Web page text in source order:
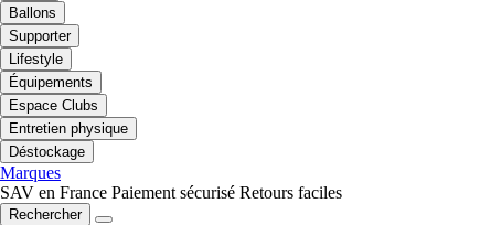
Ballons
Supporter
Lifestyle
Équipements
Espace Clubs
Entretien physique
Déstockage
Marques
SAV en France Paiement sécurisé Retours faciles
Rechercher